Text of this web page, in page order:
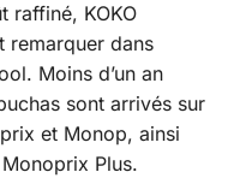
raffiné, KOKO
remarquer dans
Moins d’un an
sont arrivés sur
et Monop, ainsi
Plus.